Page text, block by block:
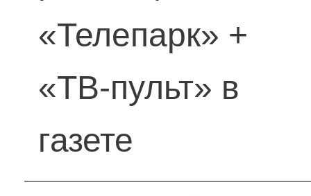
«Телепарк» +
«ТВ-пульт» в
газете